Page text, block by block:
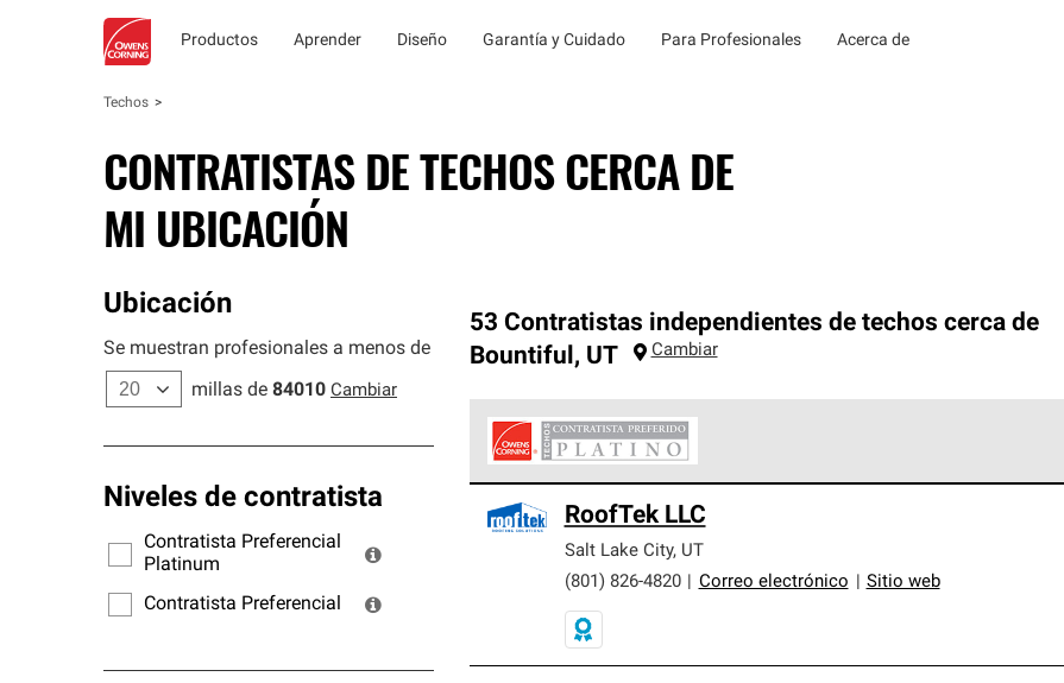
Productos Aprender Diseño Garantía y Cuidado Para Profesionales Acerca de
Techos
CONTRATISTAS DE TECHOS CERCA DE
MI UBICACIÓN
Ubicación
Se muestran profesionales a menos de
millas de 84010 Cambiar
Niveles de contratista
Contratista Preferencial
Platinum
Contratista Preferencial
53 Contratistas independientes de techos cerca de
Bountiful , UT Cambiar
cumplen con estándares estrictos de profesionalismo, confiabilidad
ofrecer nuestra mejor garantía de sistemas de techos.
RoofTek LLC
Salt Lake City, UT
(801) 826-4820
Correo electrónico Sitio web